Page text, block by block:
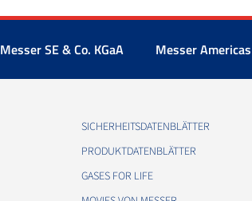
Messer SE & Co. KGaA Messer Americas
SICHERHEITSDATENBLÄTTER
PRODUKTDATENBLÄTTER
GASES FOR LIFE